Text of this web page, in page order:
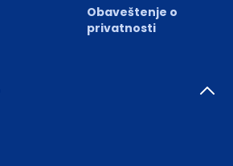
Obaveštenje o
privatnosti